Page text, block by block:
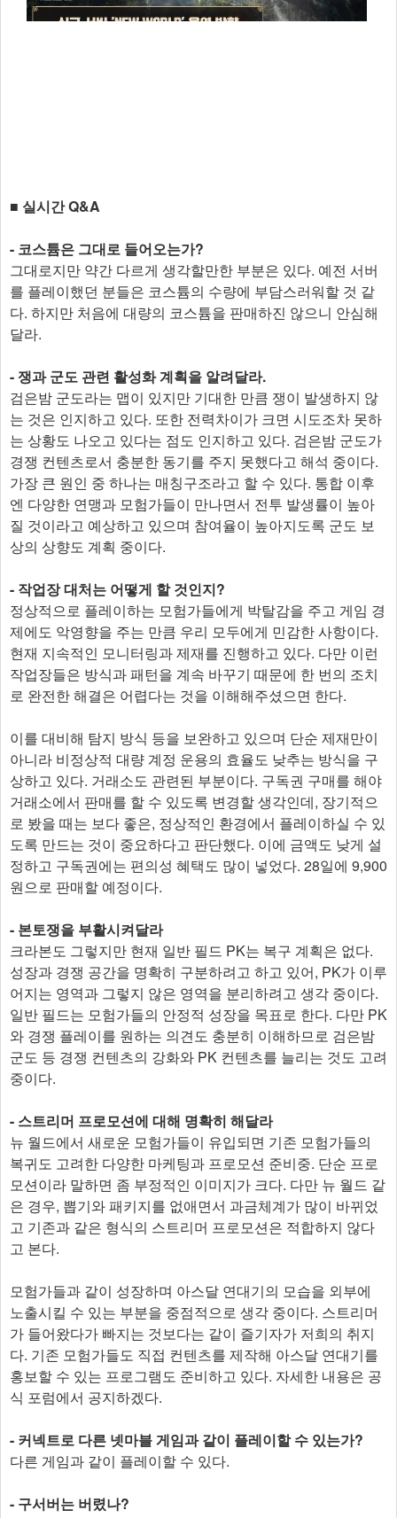
■ 실시간 Q&A
- 코스튬은 그대로 들어오는가?
그대로지만 약간 다르게 생각할만한 부분은 있다. 예전 서버
를 플레이했던 분들은 코스튬의 수량에 부담스러워할 것 같
다. 하지만 처음에 대량의 코스튬을 판매하진 않으니 안심해
달라.
- 쟁과 군도 관련 활성화 계획을 알려달라.
검은밤 군도라는 맵이 있지만 기대한 만큼 쟁이 발생하지 않
는 것은 인지하고 있다. 또한 전력차이가 크면 시도조차 못하
는 상황도 나오고 있다는 점도 인지하고 있다. 검은밤 군도가
경쟁 컨텐츠로서 충분한 동기를 주지 못했다고 해석 중이다.
가장 큰 원인 중 하나는 매칭구조라고 할 수 있다. 통합 이후
엔 다양한 연맹과 모험가들이 만나면서 전투 발생률이 높아
질 것이라고 예상하고 있으며 참여율이 높아지도록 군도 보
상의 상향도 계획 중이다.
- 작업장 대처는 어떻게 할 것인지?
정상적으로 플레이하는 모험가들에게 박탈감을 주고 게임 경
제에도 악영향을 주는 만큼 우리 모두에게 민감한 사항이다.
현재 지속적인 모니터링과 제재를 진행하고 있다. 다만 이런
작업장들은 방식과 패턴을 계속 바꾸기 때문에 한 번의 조치
로 완전한 해결은 어렵다는 것을 이해해주셨으면 한다.
이를 대비해 탐지 방식 등을 보완하고 있으며 단순 제재만이
아니라 비정상적 대량 계정 운용의 효율도 낮추는 방식을 구
상하고 있다. 거래소도 관련된 부분이다. 구독권 구매를 해야
거래소에서 판매를 할 수 있도록 변경할 생각인데, 장기적으
로 봤을 때는 보다 좋은, 정상적인 환경에서 플레이하실 수 있
도록 만드는 것이 중요하다고 판단했다. 이에 금액도 낮게 설
정하고 구독권에는 편의성 혜택도 많이 넣었다. 28일에 9,900
원으로 판매할 예정이다.
- 본토쟁을 부활시켜달라
크라본도 그렇지만 현재 일반 필드 PK는 복구 계획은 없다.
성장과 경쟁 공간을 명확히 구분하려고 하고 있어, PK가 이루
어지는 영역과 그렇지 않은 영역을 분리하려고 생각 중이다.
일반 필드는 모험가들의 안정적 성장을 목표로 한다. 다만 PK
와 경쟁 플레이를 원하는 의견도 충분히 이해하므로 검은밤
군도 등 경쟁 컨텐츠의 강화와 PK 컨텐츠를 늘리는 것도 고려
중이다.
- 스트리머 프로모션에 대해 명확히 해달라
뉴 월드에서 새로운 모험가들이 유입되면 기존 모험가들의
복귀도 고려한 다양한 마케팅과 프로모션 준비중. 단순 프로
모션이라 말하면 좀 부정적인 이미지가 크다. 다만 뉴 월드 같
은 경우, 뽑기와 패키지를 없애면서 과금체계가 많이 바뀌었
고 기존과 같은 형식의 스트리머 프로모션은 적합하지 않다
고 본다.
모험가들과 같이 성장하며 아스달 연대기의 모습을 외부에
노출시킬 수 있는 부분을 중점적으로 생각 중이다. 스트리머
가 들어왔다가 빠지는 것보다는 같이 즐기자가 저희의 취지
다. 기존 모험가들도 직접 컨텐츠를 제작해 아스달 연대기를
홍보할 수 있는 프로그램도 준비하고 있다. 자세한 내용은 공
식 포럼에서 공지하겠다.
- 커넥트로 다른 넷마블 게임과 같이 플레이할 수 있는가?
다른 게임과 같이 플레이할 수 있다.
- 구서버는 버렸나?